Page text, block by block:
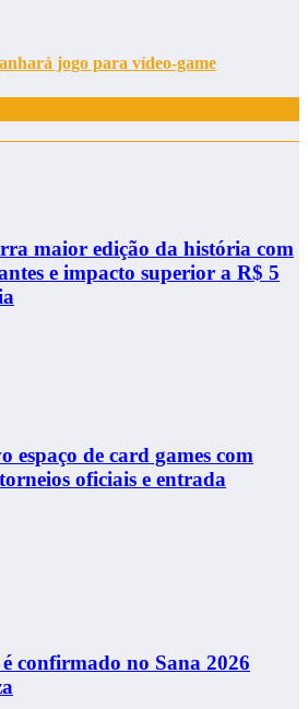
jogo para vídeo-game
maior edição da história com
e impacto superior a R$ 5
espaço de card games com
oficiais e entrada
confirmado no Sana 2026